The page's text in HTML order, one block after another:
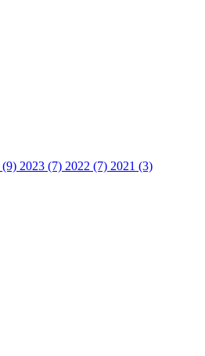
(9) 2023 (7) 2022 (7) 2021 (3)